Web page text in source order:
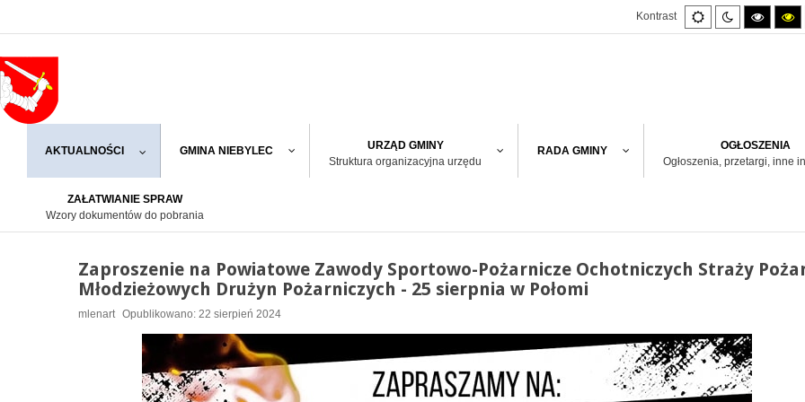
Kontrast
Default
mode
Night
mode
High
AKTUALNOŚCI GMINA NIEBYLEC
URZĄD GMINY
Struktura organizacyjna urzędu
RADA GMINY
OGŁOSZENIA
Ogłoszenia, przetargi, inne
ZAŁATWIANIE SPRAW
Wzory dokumentów do pobrania
Zaproszenie na Powiatowe Zawody Sportowo-Pożarnicze Ochotniczych Straży
Młodzieżowych Drużyn Pożarniczych - 25 sierpnia w Połomi
mlenart Opublikowano: 22 sierpień 2024